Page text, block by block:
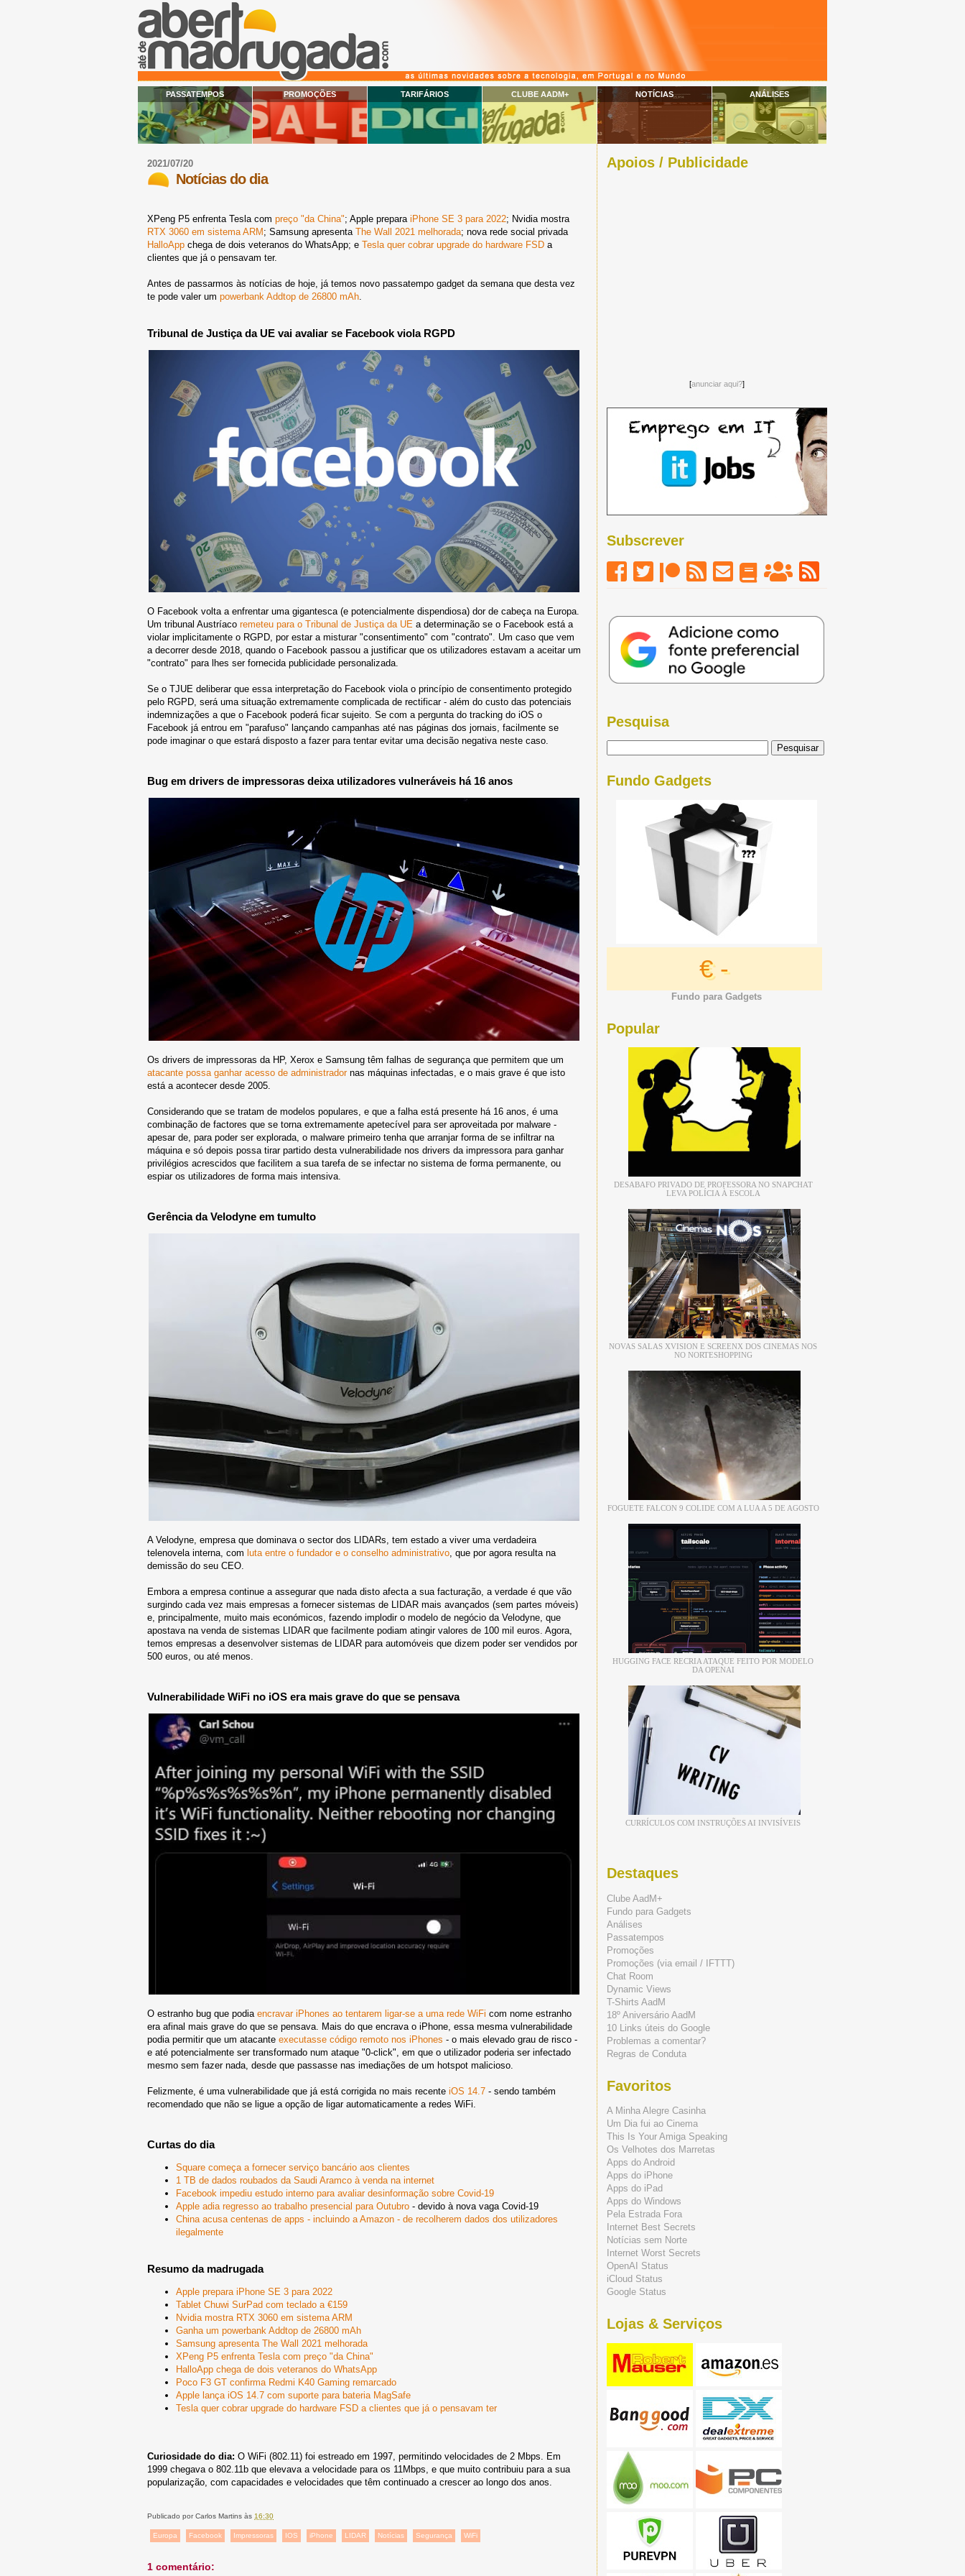
PASSATEMPOS PROMOÇÕES TARIFÁRIOS CLUBE AADM+ NOTÍCIAS ANÁLISES
2021/07/20
Notícias do dia
XPeng P5 enfrenta Tesla com preço "da China"; Apple prepara iPhone SE 3 para 2022; Nvidia mostra
RTX 3060 em sistema ARM; Samsung apresenta The Wall 2021 melhorada; nova rede social privada
HalloApp chega de dois veteranos do WhatsApp; e Tesla quer cobrar upgrade do hardware FSD a
clientes que já o pensavam ter.
Antes de passarmos às notícias de hoje, já temos novo passatempo gadget da semana que desta vez
te pode valer um powerbank Addtop de 26800 mAh
Tribunal de Justiça da UE vai avaliar se Facebook viola RGPD
O Facebook volta a enfrentar uma gigantesca (e potencialmente dispendiosa) dor de cabeça na Europa.
Um tribunal Austríaco remeteu para o Tribunal de Justiça da UE a determinação se o Facebook está a
violar implicitamente o RGPD, por estar a misturar "consentimento" com "contrato". Um caso que vem
a decorrer desde 2018, quando o Facebook passou a justificar que os utilizadores estavam a aceitar um
"contrato" para lhes ser fornecida publicidade personalizada.
Se o TJUE deliberar que essa interpretação do Facebook viola o princípio de consentimento protegido
pelo RGPD, será uma situação extremamente complicada de rectificar - além do custo das potenciais
indemnizações a que o Facebook poderá ficar sujeito. Se com a pergunta do tracking do iOS o
Facebook já entrou em "parafuso" lançando campanhas até nas páginas dos jornais, facilmente se
pode imaginar o que estará disposto a fazer para tentar evitar uma decisão negativa neste caso.
Bug em drivers de impressoras deixa utilizadores vulneráveis há 16 anos
Os drivers de impressoras da HP, Xerox e Samsung têm falhas de segurança que permitem que um
atacante possa ganhar acesso de administradornas máquinas infectadas, e o mais grave é que isto
está a acontecer desde 2005.
Considerando que se tratam de modelos populares, e que a falha está presente há 16 anos, é uma
combinação de factores que se torna extremamente apetecível para ser aproveitada por malware -
apesar de, para poder ser explorada, o malware primeiro tenha que arranjar forma de se infiltrar na
máquina e só depois possa tirar partido desta vulnerabilidade nos drivers da impressora para ganhar
privilégios acrescidos que facilitem a sua tarefa de se infectar no sistema de forma permanente, ou
espiar os utilizadores de forma mais intensiva.
Gerência da Velodyne em tumulto
A Velodyne, empresa que dominava o sector dos LIDARs, tem estado a viver uma verdadeira
telenovela interna, com luta entre o fundador e o conselho administrativo, que por agora resulta na
demissão do seu CEO.
Embora a empresa continue a assegurar que nada disto afecta a sua facturação, a verdade é que vão
surgindo cada vez mais empresas a fornecer sistemas de LIDAR mais avançados (sem partes móveis)
e, principalmente, muito mais económicos, fazendo implodir o modelo de negócio da Velodyne, que
apostava na venda de sistemas LIDAR que facilmente podiam atingir valores de 100 mil euros. Agora,
temos empresas a desenvolver sistemas de LIDAR para automóveis que dizem poder ser vendidos por
500 euros, ou até menos.
Vulnerabilidade WiFi no iOS era mais grave do que se pensava
O estranho bug que podia encravar iPhones ao tentarem ligar-se a uma rede WiFi com nome estranho
era afinal mais grave do que se pensava. Mais do que encrava o iPhone, essa mesma vulnerabilidade
podia permitir que um atacante executasse código remoto nos iPhones - o mais elevado grau de risco -
e até potencialmente ser transformado num ataque "0-click", em que o utilizador poderia ser infectado
mesmo sem fazer nada, desde que passasse nas imediações de um hotspot malicioso.
Felizmente, é uma vulnerabilidade que já está corrigida no mais recente iOS 14.7 - sendo também
recomendado que não se ligue a opção de ligar automaticamente a redes WiFi.
Curtas do dia
Square começa a fornecer serviço bancário aos clientes
1 TB de dados roubados da Saudi Aramco à venda na internet
Facebook impediu estudo interno para avaliar desinformação sobre Covid-19
Apple adia regresso ao trabalho presencial para Outubro - devido à nova vaga Covid-19
China acusa centenas de apps - incluindo a Amazon - de recolherem dados dos utilizadores
ilegalmente
Resumo da madrugada
Apple prepara iPhone SE 3 para 2022
Tablet Chuwi SurPad com teclado a €159
Nvidia mostra RTX 3060 em sistema ARM
Ganha um powerbank Addtop de 26800 mAh
Samsung apresenta The Wall 2021 melhorada
XPeng P5 enfrenta Tesla com preço "da China"
HalloApp chega de dois veteranos do WhatsApp
Poco F3 GT confirma Redmi K40 Gaming remarcado
Apple lança iOS 14.7 com suporte para bateria MagSafe
Tesla quer cobrar upgrade do hardware FSD a clientes que já o pensavam ter
Curiosidade do dia: O WiFi (802.11) foi estreado em 1997, permitindo velocidades de 2 Mbps. Em
1999 chegava o 802.11b que elevava a velocidade para os 11Mbps, e que muito contribuiu para a sua
popularização, com capacidades e velocidades que têm continuado a crescer ao longo dos anos.
Publicado porCarlos Martins às 16:30
Europa Facebook Impressoras IOS iPhone LIDAR Notícias Segurança WiFi
1 comentário:
Apoios / Publicidade
[anunciar aqui?]
Subscrever
Pesquisa
Fundo Gadgets
€ -
Fundo para Gadgets
Popular
DESABAFO PRIVADO DE PROFESSORA NO SNAPCHAT
LEVA POLÍCIA À ESCOLA
NOVAS SALAS XVISION E SCREENX DOS CINEMAS NOS
NO NORTESHOPPING
FOGUETE FALCON 9 COLIDE COM A LUA A 5 DE AGOSTO
HUGGING FACE RECRIA ATAQUE FEITO POR MODELO
DA OPENAI
CURRÍCULOS COM INSTRUÇÕES AI INVISÍVEIS
Destaques
Clube AadM+
Fundo para Gadgets
Análises
Passatempos
Promoções
Promoções (via email / IFTTT)
Chat Room
Dynamic Views
T-Shirts AadM
18º Aniversário AadM
10 Links úteis do Google
Problemas a comentar?
Regras de Conduta
Favoritos
A Minha Alegre Casinha
Um Dia fui ao Cinema
This Is Your Amiga Speaking
Os Velhotes dos Marretas
Apps do Android
Apps do iPhone
Apps do iPad
Apps do Windows
Pela Estrada Fora
Internet Best Secrets
Notícias sem Norte
Internet Worst Secrets
OpenAI Status
iCloud Status
Google Status
Lojas & Serviços